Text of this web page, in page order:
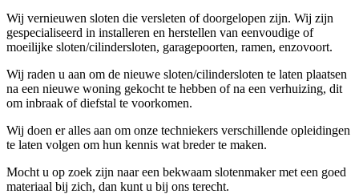
Wij vernieuwen sloten die versleten of doorgelopen zijn. Wij zijn
gespecialiseerd in installeren en herstellen van eenvoudige of
moeilijke sloten/cilindersloten, garagepoorten, ramen, enzovoort.
Wij raden u aan om de nieuwe sloten/cilindersloten te laten plaatsen
na een nieuwe woning gekocht te hebben of na een verhuizing, dit
om inbraak of diefstal te voorkomen.
Wij doen er alles aan om onze techniekers verschillende opleidingen
te laten volgen om hun kennis wat breder te maken.
Mocht u op zoek zijn naar een bekwaam slotenmaker met een goed
materiaal bij zich, dan kunt u bij ons terecht.